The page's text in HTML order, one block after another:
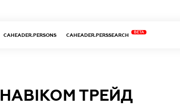
CAHEADER.PERSONS CAHEADER.PERSSEARCH
BETA
НАВІКОМ ТРЕЙД